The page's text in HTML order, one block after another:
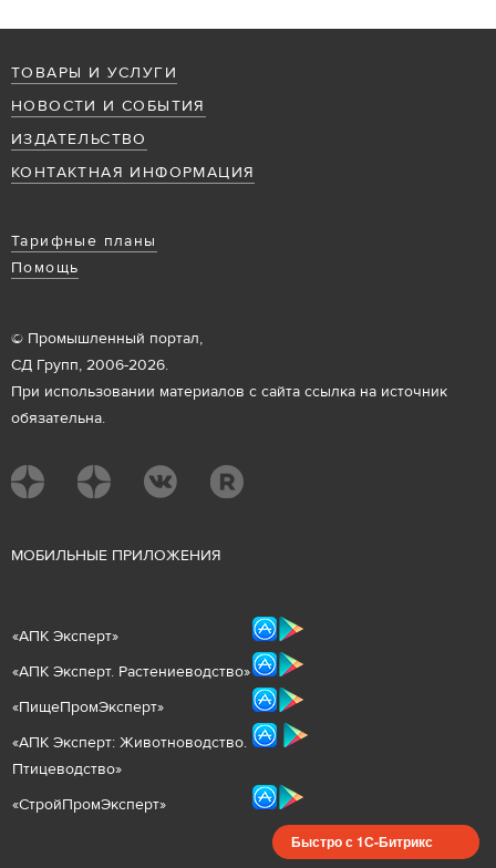
ТОВАРЫ И УСЛУГИ
НОВОСТИ И СОБЫТИЯ
ИЗДАТЕЛЬСТВО
КОНТАКТНАЯ ИНФОРМАЦИЯ
Тарифные планы
Помощь
© Промышленный портал,
СД Групп, 2006-2026.
При использовании материалов с сайта ссылка на источник
обязательна.
МОБИЛЬНЫЕ ПРИЛОЖЕНИЯ
«АПК Эксперт»
«АПК Эксперт. Растениеводство»
«ПищеПромЭксперт»
«АПК Эксперт: Животноводство.
Птицеводство»
«СтройПромЭксперт»
Быстро с 1С-Битрикс